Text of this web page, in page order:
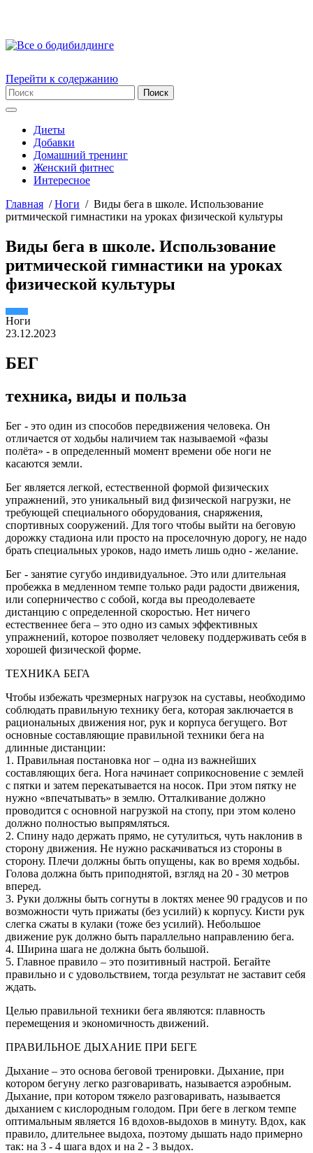
Перейти к содержанию
Диеты
Добавки
Домашний тренинг
Женский фитнес
Интересное
Главная /Ноги / Виды бега в школе. Использование
ритмической гимнастики на уроках физической культуры
Виды бега в школе. Использование
ритмической гимнастики на уроках
физической культуры
Ноги
23.12.2023
БЕГ
техника, виды и польза
Бег - это один из способов передвижения человека. Он
отличается от ходьбы наличием так называемой «фазы
полёта» - в определенный момент времени обе ноги не
касаются земли.
Бег является легкой, естественной формой физических
упражнений, это уникальный вид физической нагрузки, не
требующей специального оборудования, снаряжения,
спортивных сооружений. Для того чтобы выйти на беговую
дорожку стадиона или просто на проселочную дорогу, не надо
брать специальных уроков, надо иметь лишь одно - желание.
Бег - занятие сугубо индивидуальное. Это или длительная
пробежка в медленном темпе только ради радости движения,
или соперничество с собой, когда вы преодолеваете
дистанцию с определенной скоростью. Нет ничего
естественнее бега – это одно из самых эффективных
упражнений, которое позволяет человеку поддерживать себя в
хорошей физической форме.
ТЕХНИКА БЕГА
Чтобы избежать чрезмерных нагрузок на суставы, необходимо
соблюдать правильную технику бега, которая заключается в
рациональных движения ног, рук и корпуса бегущего. Вот
основные составляющие правильной техники бега на
длинные дистанции:
1. Правильная постановка ног – одна из важнейших
составляющих бега. Нога начинает соприкосновение с землей
с пятки и затем перекатывается на носок. При этом пятку не
нужно «впечатывать» в землю. Отталкивание должно
проводится с основной нагрузкой на стопу, при этом колено
должно полностью выпрямляться.
2. Спину надо держать прямо, не сутулиться, чуть наклонив в
сторону движения. Не нужно раскачиваться из стороны в
сторону. Плечи должны быть опущены, как во время ходьбы.
Голова должна быть приподнятой, взгляд на 20 - 30 метров
вперед.
3. Руки должны быть согнуты в локтях менее 90 градусов и по
возможности чуть прижаты (без усилий) к корпусу. Кисти рук
слегка сжаты в кулаки (тоже без усилий). Небольшое
движение рук должно быть параллельно направлению бега.
4. Ширина шага не должна быть большой.
5. Главное правило – это позитивный настрой. Бегайте
правильно и с удовольствием, тогда результат не заставит себя
ждать.
Целью правильной техники бега являются: плавность
перемещения и экономичность движений.
ПРАВИЛЬНОЕ ДЫХАНИЕ ПРИ БЕГЕ
Дыхание – это основа беговой тренировки. Дыхание, при
котором бегуну легко разговаривать, называется аэробным.
Дыхание, при котором тяжело разговаривать, называется
дыханием с кислородным голодом. При беге в легком темпе
оптимальным является 16 вдохов-выдохов в минуту. Вдох, как
правило, длительнее выдоха, поэтому дышать надо примерно
так: на 3 - 4 шага вдох и на 2 - 3 выдох.